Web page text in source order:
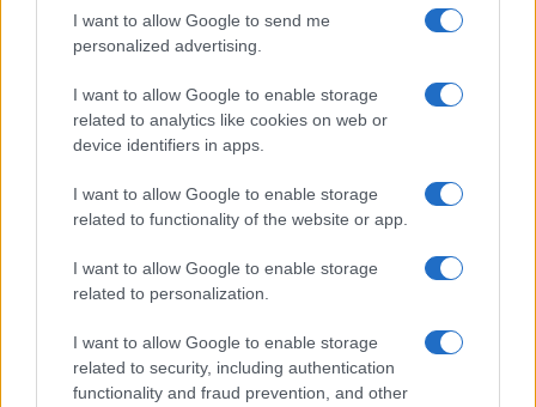
I want to allow Google to send me
personalized advertising.
I want to allow Google to enable storage
related to analytics like cookies on web or
device identifiers in apps.
I want to allow Google to enable storage
related to functionality of the website or app.
I want to allow Google to enable storage
related to personalization.
I want to allow Google to enable storage
related to security, including authentication
functionality and fraud prevention, and other
Transporte desde el aeropuerto de Cusco: guía
completa para llegar al centro
Lucía Marín · 6 Ago 2026
CONSEJOS PARA VIAJAR